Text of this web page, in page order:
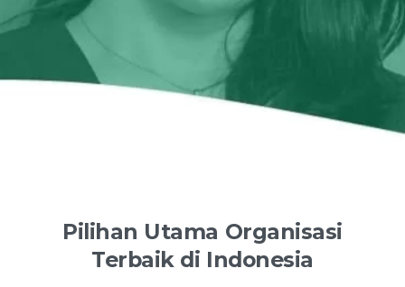
Pilihan Utama Organisasi
Terbaik di Indonesia